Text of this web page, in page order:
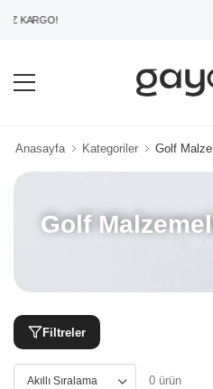
KARGO!
Anasayfa Kategoriler Golf
Golf
Filtreler
0 ürün